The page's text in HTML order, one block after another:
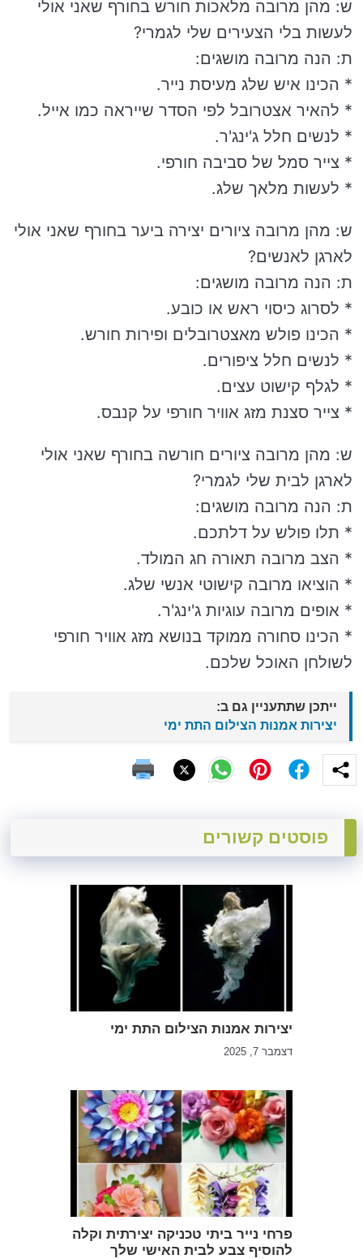
ש: מהן מרובה מלאכות חורש בחורף שאני אולי
לעשות בלי הצעירים שלי לגמרי?
ת: הנה מרובה מושגים:
* הכינו איש שלג מעיסת נייר.
* להאיר אצטרובל לפי הסדר שייראה כמו אייל.
* לנשים חלל ג'ינג'ר.
* צייר סמל של סביבה חורפי.
* לעשות מלאך שלג.
ש: מהן מרובה ציורים יצירה ביער בחורף שאני אולי
לארגן לאנשים?
ת: הנה מרובה מושגים:
* לסרוג כיסוי ראש או כובע.
* הכינו פולש מאצטרובלים ופירות חורש.
* לנשים חלל ציפורים.
* לגלף קישוט עצים.
* צייר סצנת מזג אוויר חורפי על קנבס.
ש: מהן מרובה ציורים חורשה בחורף שאני אולי
לארגן לבית שלי לגמרי?
ת: הנה מרובה מושגים:
* תלו פולש על דלתכם.
* הצב מרובה תאורה חג המולד.
* הוציאו מרובה קישוטי אנשי שלג.
* אופים מרובה עוגיות ג'ינג'ר.
* הכינו סחורה ממוקד בנושא מזג אוויר חורפי
לשולחן האוכל שלכם.
ייתכן שתתעניין גם ב:
יצירות אמנות הצילום התת ימי
פוסטים קשורים
יצירות אמנות הצילום התת ימי
דצמבר 7, 2025
פרחי נייר ביתי טכניקה יצירתית וקלה
להוסיף צבע לבית האישי שלך